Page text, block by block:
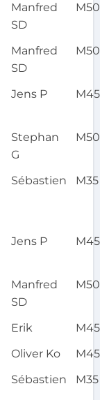
Manfred
SD
M50
Manfred
SD
M50
Jens P M45
Stephan
G
M50
Sébastien M35
Jens P M45
Manfred
SD
M50
Erik
M45
Oliver Ko
M45
Sébastien M35